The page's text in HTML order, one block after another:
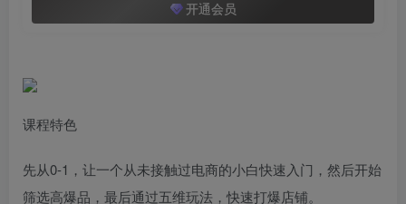
开通会员
课程特色
先从0-1，让一个从未接触过电商的小白快速入门，然后开始
筛选高爆品，最后通过五维玩法，快速打爆店铺。